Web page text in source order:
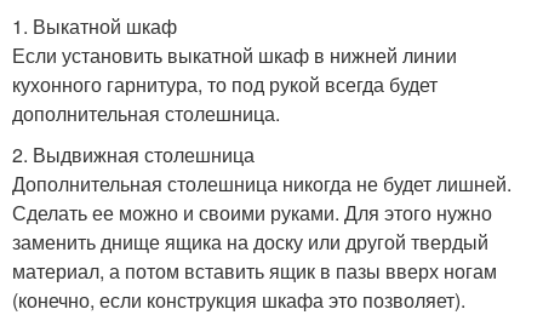
1. Выкатной шкаф
Если установить выкатной шкаф в нижней линии
кухонного гарнитура, то под рукой всегда будет
дополнительная столешница.
2. Выдвижная столешница
Дополнительная столешница никогда не будет лишней.
Сделать ее можно и своими руками. Для этого нужно
заменить днище ящика на доску или другой твердый
материал, а потом вставить ящик в пазы вверх ногам
(конечно, если конструкция шкафа это позволяет).